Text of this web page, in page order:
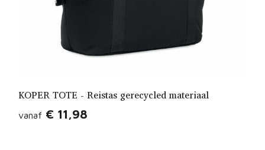
KOPER TOTE - Reistas gerecycled materiaal
vanaf € 11,98